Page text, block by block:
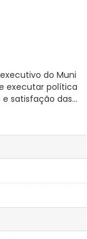
do Muni
executar política
satisfação das...